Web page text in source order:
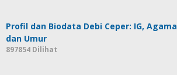
Profil dan Biodata Debi Ceper: IG, Agama
dan Umur
897854 Dilihat